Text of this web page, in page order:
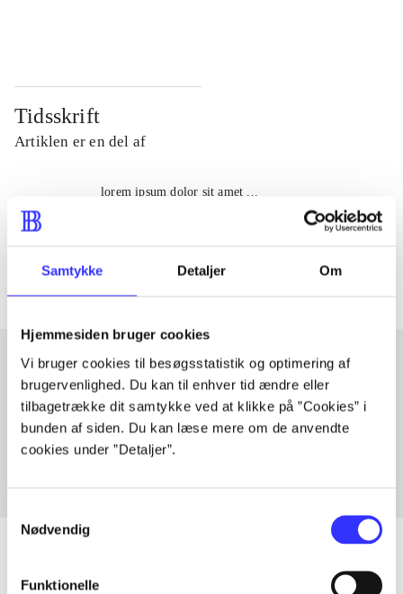
Samtykke Detaljer Om
Hjemmesiden bruger cookies
Vi bruger cookies til besøgsstatistik og optimering af
brugervenlighed. Du kan til enhver tid ændre eller
tilbagetrække dit samtykke ved at klikke på ”Cookies” i
bunden af siden. Du kan læse mere om de anvendte
cookies under ”Detaljer”.
Nødvendig
Funktionelle
Tidsskrift
Artiklen er en del af
lorem ipsum dolor sit amet ...
Artikler med samme emner
Fra